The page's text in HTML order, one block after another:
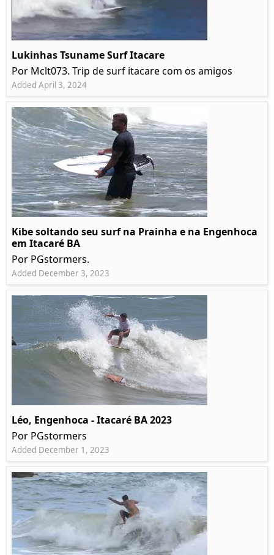
Lukinhas Tsuname Surf Itacare
Por Mclt073. Trip de surf itacare com os amigos
Added April 3, 2024
Kibe soltando seu surf na Prainha e na Engenhoca
em Itacaré BA
Por PGstormers.
Added December 3, 2023
Léo, Engenhoca - Itacaré BA 2023
Por PGstormers
Added December 1, 2023